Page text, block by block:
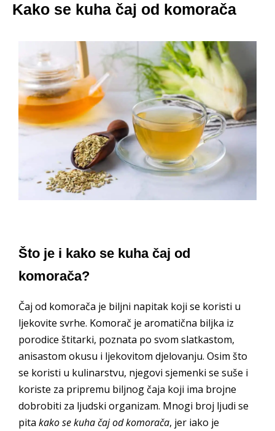
Kako se kuha čaj od komorača
Što je i kako se kuha čaj od
komorača?
Čaj od komorača je biljni napitak koji se koristi u
ljekovite svrhe. Komorač je aromatična biljka iz
porodice štitarki, poznata po svom slatkastom,
anisastom okusu i ljekovitom djelovanju. Osim što
se koristi u kulinarstvu, njegovi sjemenki se suše i
koriste za pripremu biljnog čaja koji ima brojne
dobrobiti za ljudski organizam. Mnogi broj ljudi se
pita kako se kuha čaj od komorača, jer iako je